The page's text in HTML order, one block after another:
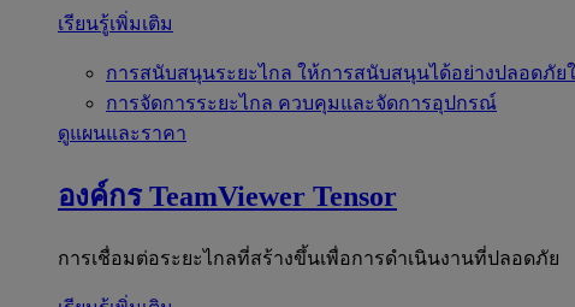
เรียนรู้เพิ่มเติม
การสนับสนุนระยะไกล ให้การสนับสนุนได้อย่างปลอดภัย
การจัดการระยะไกล ควบคุมและจัดการอุปกรณ์
ดูแผนและราคา
องค์กร TeamViewer Tensor
การเชื่อมต่อระยะไกลที่สร้างขึ้นเพื่อการดำเนินงานที่ปลอดภัย